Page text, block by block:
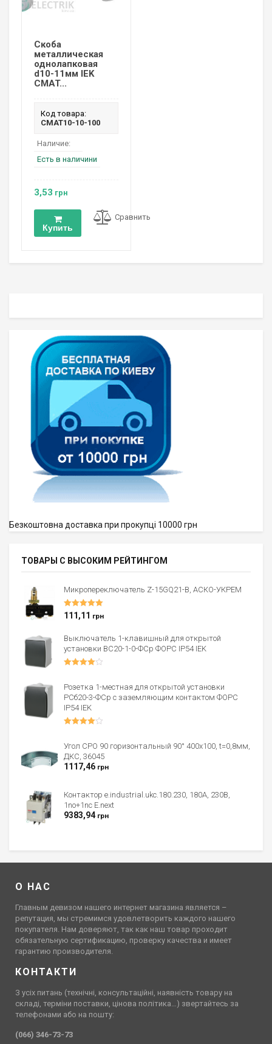
Скоба
металлическая
однолапковая
d10-11мм IEK
CMAT...
Код товара:
CMAT10-10-100
Наличие:
Есть в наличини
3,53 грн
Купить
Сравнить
Безкоштовна доставка при прокупці 10000 грн
ТОВАРЫ С ВЫСОКИМ РЕЙТИНГОМ
Микропереключатель Z-15GQ21-B, АСКО-УКРЕМ
Оценка5.00
111,11 грн
Выключатель 1-клавишный для открытой
установки ВС20-1-0-ФСр ФОРС IP54 IEK
Розетка 1-местная для открытой установки
РСб20-3-ФСр с заземляющим контактом ФОРС
IP54 IEK
Угол CPO 90 горизонтальный 90° 400х100, t=0,8мм,
ДКС, 36045
1117,46 грн
Контактор e.industrial.ukc.180.230, 180А, 230В,
1no+1nc E.next
9383,94 грн
О НАС
Главным девизом нашего интернет магазина является –
репутация, мы стремимся удовлетворить каждого нашего
покупателя. Нам доверяют, так как наш товар проходит
обязательную сертификацию, проверку качества и имеет
гарантию производителя.
КОНТАКТИ
З усіх питань (технічні, консультаційні, наявність товару на
складі, терміни поставки, цінова політика…) звертайтесь за
телефонами або на пошту:
(066) 346-73-73